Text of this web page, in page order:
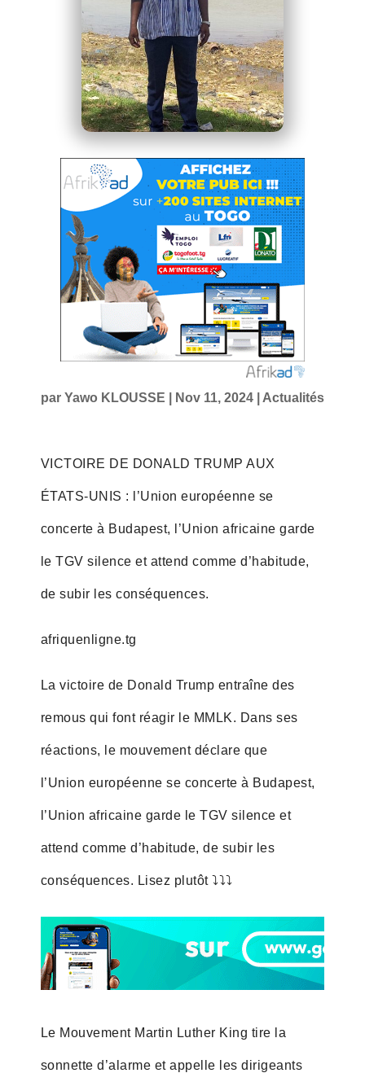
par Yawo KLOUSSE Nov 11, 2024| Actualités
VICTOIRE DE DONALD TRUMP AUX
ÉTATS-UNIS : l’Union européenne se
concerte à Budapest, l’Union africaine garde
le TGV silence et attend comme d’habitude,
de subir les conséquences.
afriquenligne.tg
La victoire de Donald Trump entraîne des
remous qui font réagir le MMLK. Dans ses
réactions, le mouvement déclare que
l’Union européenne se concerte à Budapest,
l’Union africaine garde le TGV silence et
attend comme d’habitude, de subir les
conséquences. Lisez plutôt ⤵️⤵️⤵️
Le Mouvement Martin Luther King tire la
sonnette d’alarme et appelle les dirigeants